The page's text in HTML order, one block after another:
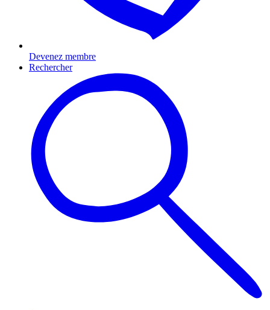
Devenez membre
Rechercher